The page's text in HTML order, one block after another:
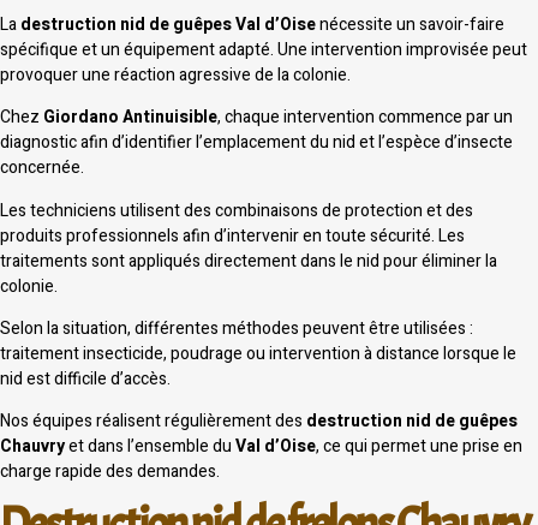
Ladestruction nid de guêpes Val d’Oisenécessite un savoir-faire
spécifique et un équipement adapté. Une intervention improvisée peut
provoquer une réaction agressive de la colonie.
Chez Giordano Antinuisible, chaque intervention commence par un
diagnostic afin d’identifier l’emplacement du nid et l’espèce d’insecte
concernée.
Les techniciens utilisent des combinaisons de protection et des
produits professionnels afin d’intervenir en toute sécurité. Les
traitements sont appliqués directement dans le nid pour éliminer la
colonie.
Selon la situation, différentes méthodes peuvent être utilisées :
traitement insecticide, poudrage ou intervention à distance lorsque le
nid est difficile d’accès.
Nos équipes réalisent régulièrement des destruction nid de guêpes
Chauvryet dans l’ensemble duVal d’Oise, ce qui permet une prise en
charge rapide des demandes.